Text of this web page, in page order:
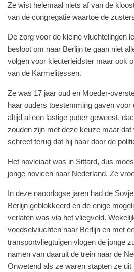
Ze wist helemaal niets af van de
van de congregatie waartoe de
De zorg voor de kleine vluchtelingen
besloot om naar Berlijn te gaan niet
volgen voor kleuterleidster maar ook
van de Karmelitessen.
Ze was 17 jaar oud en Moeder-
haar ouders toestemming gaven
altijd al een lastige puber geweest,
zouden zijn met deze keuze maar
schreef terug dat hij haar door de
Het noviciaat was in Sittard, dus
jonge novicen naar Nederland. Ze
In deze naoorlogse jaren had de
Berlijn geblokkeerd en de enige
verlaten was via het vliegveld.
voedselvluchten naar Berlijn en met
transportvliegtuigen vlogen de jonge
namen van daaruit de trein naar de
Onwetend als ze waren stapten ze